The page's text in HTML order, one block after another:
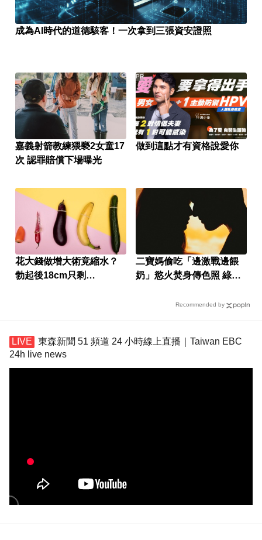
成為AI時代的道德駭客！一次拿到三張資安證照
嘉義射箭教練猥褻2女童17
次 認罪賠償下場曝光
做到這點才有資格說愛你
PR
花大錢做增大術竟縮水？
勃起後18cm只剩
二寶媽偷吃「邊激戰邊餵
奶」慾火焚身傳色照 綠帽
Recommended by
東森新聞 51 頻道 24 小時線上直播｜Taiwan EBC
24h live news